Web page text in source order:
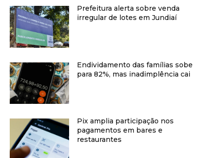
Prefeitura alerta sobre venda
irregular de lotes em Jundiaí
Endividamento das famílias sobe
para 82%, mas inadimplência cai
Pix amplia participação nos
pagamentos em bares e
restaurantes